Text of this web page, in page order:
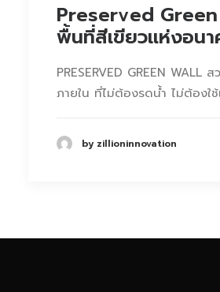
Preserved
พื้นที่สีเขียวแห่งอน
PRESERVED GREEN WALL
ภายใน ที่ไม่ต้องรดน้ำ ไม่ต้องใ
by zillioninnovation